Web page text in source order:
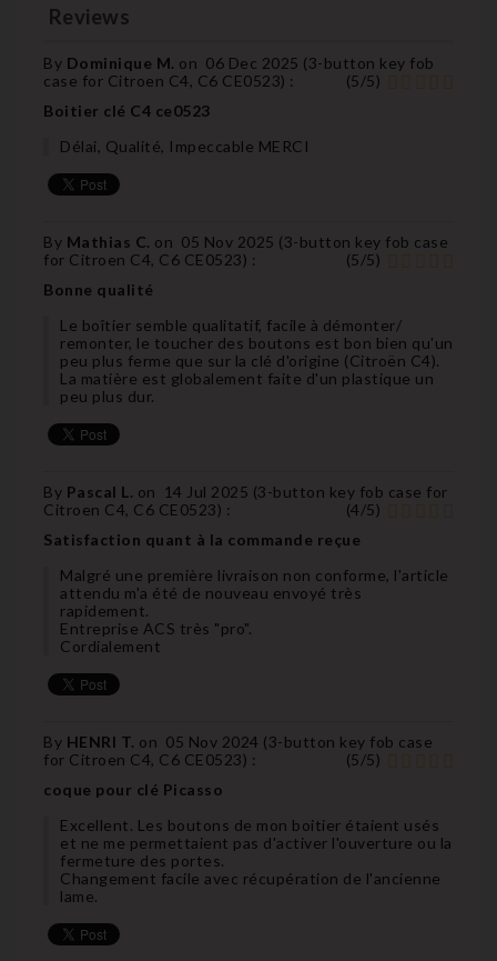
Reviews
By Dominique M. on 06 Dec 2025 (3-button key fob
case for Citroen C4, C6 CE0523) : (5/5)
Boitier clé C4 ce0523
Délai, Qualité, Impeccable MERCI
By Mathias C. on 05 Nov 2025 (3-button key fob case
for Citroen C4, C6 CE0523) : (5/5)
Bonne qualité
Le boîtier semble qualitatif, facile à démonter/
remonter, le toucher des boutons est bon bien qu'un
peu plus ferme que sur la clé d'origine (Citroën C4).
La matière est globalement faite d'un plastique un
peu plus dur.
By Pascal L. on 14 Jul 2025 (3-button key fob case for
Citroen C4, C6 CE0523) : (4/5)
Satisfaction quant à la commande reçue
Malgré une première livraison non conforme, l'article
attendu m'a été de nouveau envoyé très
rapidement.
Entreprise ACS très "pro".
Cordialement
By HENRI T. on 05 Nov 2024 (3-button key fob case
for Citroen C4, C6 CE0523) : (5/5)
coque pour clé Picasso
Excellent. Les boutons de mon boitier étaient usés
et ne me permettaient pas d'activer l'ouverture ou la
fermeture des portes.
Changement facile avec récupération de l'ancienne
lame.